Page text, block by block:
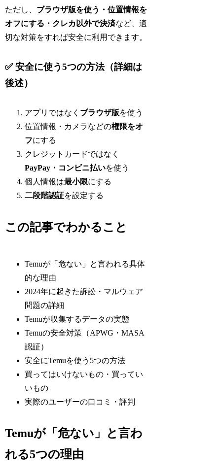
ただし、 ブラウザ版を使う・位置情報を
オフにする・クレカ以外で決済など、適
切な対策をすれば安全に利用できます。
✅ 安全に使う5つの方法（詳細は
後述）
アプリではなく ブラウザ版を使う
位置情報・カメラなどの権限をオ
フにする
クレジットカードではなく
PayPay・コンビニ払いを使う
個人情報は最小限にする
二段階認証を設定する
この記事でわかること
Temuが「危ない」と言われる具体
的な理由
2024年に起きた訴訟・マルウェア
問題の詳細
Temuが収集するデータの実態
Temuの安全対策（APWG・MASA
認証）
安全にTemuを使う5つの方法
買ってはいけないもの・買ってい
いもの
実際のユーザーの口コミ・評判
Temuが「危ない」と言わ
れる5つの理由